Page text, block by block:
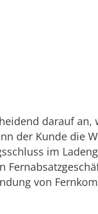
darauf an,
der Kunde die
im
von